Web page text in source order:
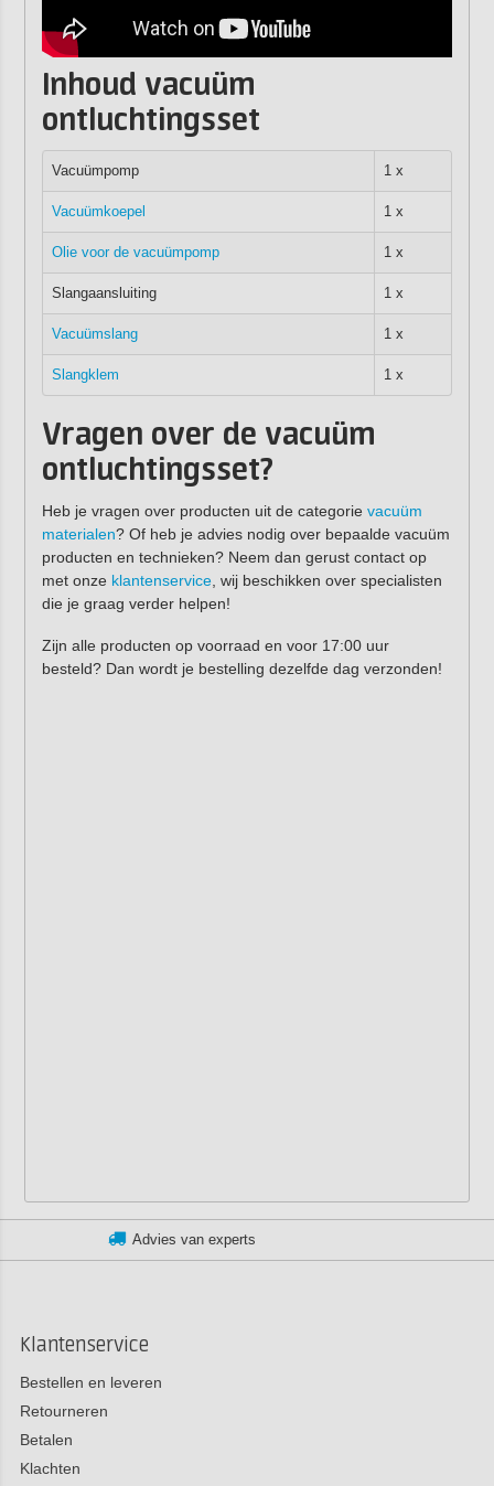
Inhoud vacuüm
ontluchtingsset
Vacuümpomp 1 x
Vacuümkoepel 1 x
Olie voor de vacuümpomp 1 x
Slangaansluiting 1 x
Vacuümslang 1 x
Slangklem 1 x
Vragen over de vacuüm
ontluchtingsset?
Heb je vragen over producten uit de categorie vacuüm
materialen? Of heb je advies nodig over bepaalde vacuüm
producten en technieken? Neem dan gerust contact op
met onze klantenservice, wij beschikken over specialisten
die je graag verder helpen!
Zijn alle producten op voorraad en voor 17:00 uur
besteld? Dan wordt je bestelling dezelfde dag verzonden!
Klantenservice
Bestellen en leveren
Retourneren
Betalen
Klachten